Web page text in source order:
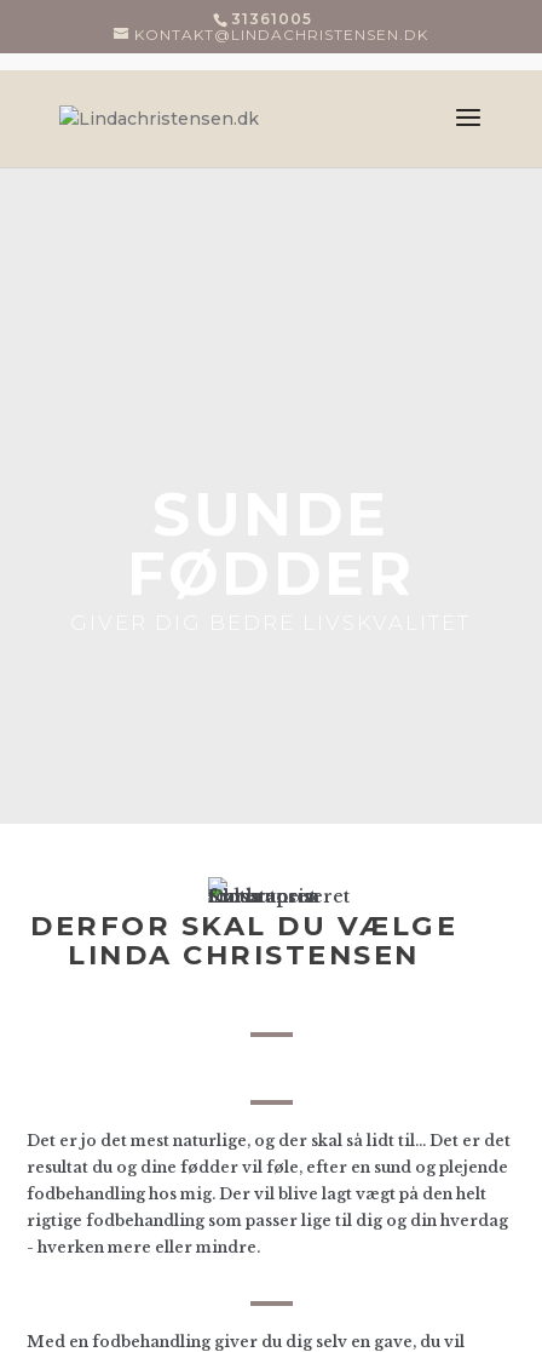
31361005
KONTAKT@LINDACHRISTENSEN.DK
DERFOR SKAL DU VÆLGE
LINDA CHRISTENSEN
Det er jo det mest naturlige, og der skal så lidt til… Det er det
resultat du og dine fødder vil føle, efter en sund og plejende
fod­be­hand­ling hos mig. Der vil blive lagt vægt på den helt
rigtige fod­behand­ling som pas­ser lige til dig og din hverdag
- hverken mere eller mindre.
Med en fodbehandling giver du dig selv en gave, du vil